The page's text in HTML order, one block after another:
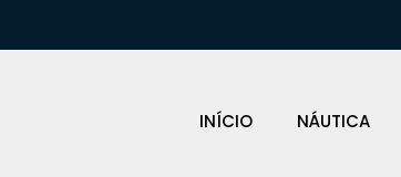
INÍCIO NÁUTICA